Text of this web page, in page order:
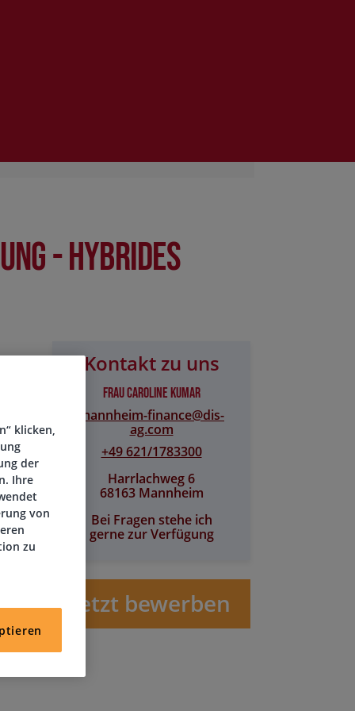
- hybrides
Kontakt zu uns
Frau Caroline Kumar
mannheim-finance@​dis-
ag.com
+49 621/1783300
Harrlachweg 6
68163 Mannheim
Bei Fragen stehe ich
gerne zur Verfügung
Jetzt bewerben
klicken,
der
Ihre
von
zu